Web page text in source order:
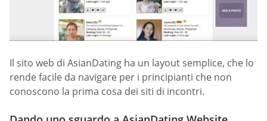
Il sito web di AsianDating ha un layout semplice, che lo
rende facile da navigare per i principianti che non
conoscono la prima cosa dei siti di incontri.